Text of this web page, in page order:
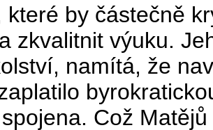
které by částečně
zkvalitnit výuku.
namítá, že
Což